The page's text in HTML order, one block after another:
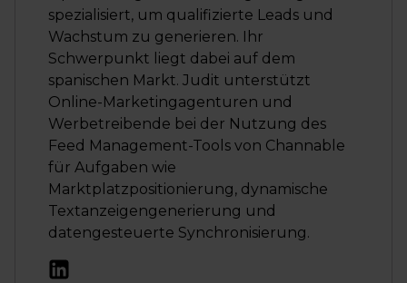
spezialisiert, um qualifizierte Leads und
Wachstum zu generieren. Ihr
Schwerpunkt liegt dabei auf dem
spanischen Markt. Judit unterstützt
Online-Marketingagenturen und
Werbetreibende bei der Nutzung des
Feed Management-Tools von Channable
für Aufgaben wie
Marktplatzpositionierung, dynamische
Textanzeigengenerierung und
datengesteuerte Synchronisierung.